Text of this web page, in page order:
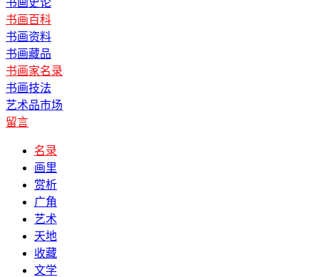
书画百科
书画资料
书画藏品
书画家名录
书画技法
艺术品市场
留言
名录
画里
赏析
广角
艺术
天地
收藏
文学